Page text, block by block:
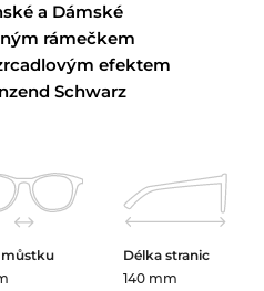
a Dámské
rámečkem
efektem
Schwarz
můstku
Délka stranic
140 mm